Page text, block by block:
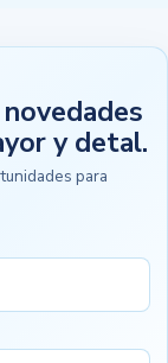
y detal.
para